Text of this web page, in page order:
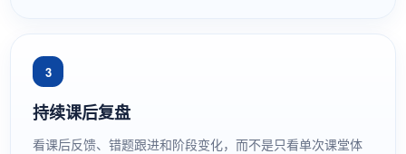
3
持续课后复盘
看课后反馈、错题跟进和阶段变化，而不是只看单次课堂体